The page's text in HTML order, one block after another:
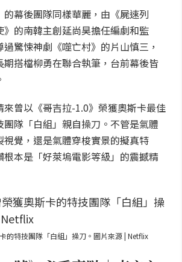
的幕後團隊同樣華麗，由《屍速列
》的南韓主創延尚昊擔任編劇和監
驚悚神劇《噬亡村》的片山慎三，
期搭檔柳勇在聯合執筆，台前幕後皆
來曾以《哥吉拉-1.0》榮獲奧斯卡最佳
隊「白組」親自操刀。不管是氣體
視覺，還是氣體穿梭實景的擬真特
本是「好萊塢電影等級」的震撼精
的特技團隊「白組」操刀。圖片來源 | Netflix